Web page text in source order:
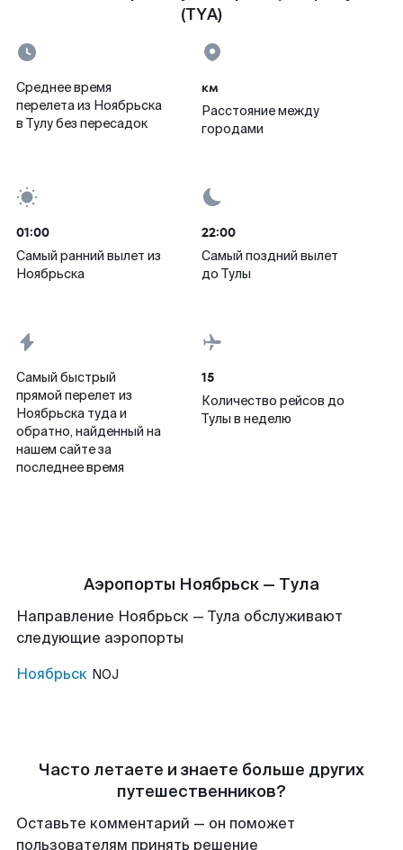
(TYA)
Среднее время
перелета из Ноябрьска
в Тулу без пересадок
км
Расстояние между
городами
01:00
Самый ранний вылет из
Ноябрьска
22:00
Самый поздний вылет
до Тулы
Самый быстрый
прямой перелет из
Ноябрьска туда и
обратно, найденный на
нашем сайте за
последнее время
15
Количество рейсов до
Тулы в неделю
Аэропорты Ноябрьск — Тула
Направление Ноябрьск — Тула обслуживают
следующие аэропорты
Ноябрьск NOJ
Часто летаете и знаете больше других
путешественников?
Оставьте комментарий — он поможет
пользователям принять решение